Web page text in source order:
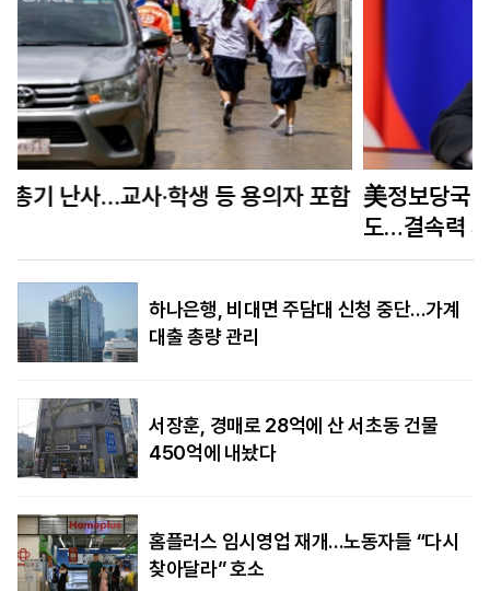
美정보당국 “푸틴, 수년 내 나토 회원국 공격할 수
하나은행, 비대면 주담대 신청 중단…가계
대출 총량 관리
서장훈, 경매로 28억에 산 서초동 건물
450억에 내놨다
홈플러스 임시영업 재개…노동자들 “다시
찾아달라” 호소